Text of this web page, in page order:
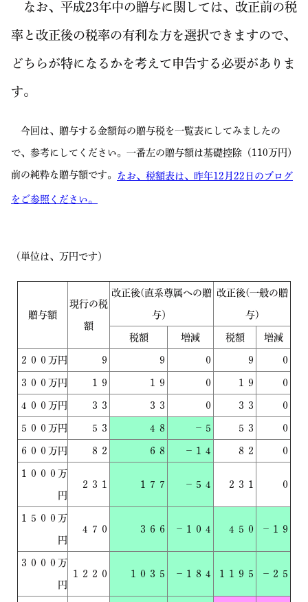
なお、平成23年中の贈与に関しては、改正前の税
率と改正後の税率の有利な方を選択できますので、
どちらが特になるかを考えて申告する必要がありま
す。
今回は、贈与する金額毎の贈与税を一覧表にしてみましたの
で、参考にしてください。一番左の贈与額は基礎控除（110万円）
前の純粋な贈与額です。 なお、税額表は、昨年12月22日のブログ
をご参照ください。
（単位は、万円です）
贈与額
現行の税
額
改正後(直系尊属への贈
与）
改正後(一般の贈
与)
税額 増減 税額 増減
２００万円 ９ ９ ０ ９ ０
３００万円 １９ １９ ０ １９ ０
４００万円 ３３ ３３ ０ ３３ ０
５００万円 ５３ ４８ －５ ５３ ０
６００万円 ８２ ６８ －１４ ８２ ０
１０００万
円
２３１ １７７ －５４ ２３１ ０
１５００万
円
４７０ ３６６ －１０４ ４５０ －１９
３０００万
円
１２２０ １０３５ －１８４ １１９５ －２５